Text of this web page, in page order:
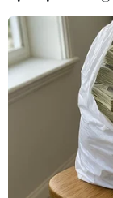
Điện
do trên
11/03/2019 11:40
Người phát
ngày sau khi
Moskva nhằm
địa của Nga